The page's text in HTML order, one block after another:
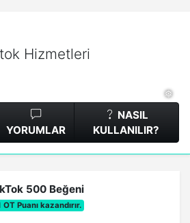
Hizmetleri
YORUMLAR
NASIL
KULLANILIR?
500 Beğeni
OT Puanı kazandırır.